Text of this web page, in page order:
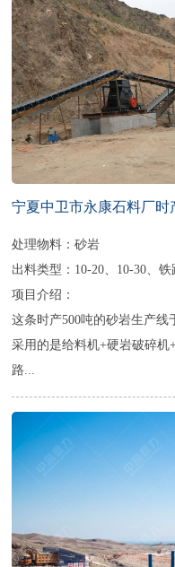
宁夏中卫市永康石料厂时
处理物料：砂岩
出料类型：10-20、10-30、
项目介绍：
这条时产500吨的砂岩生产线
采用的是给料机+硬岩破碎机
路...